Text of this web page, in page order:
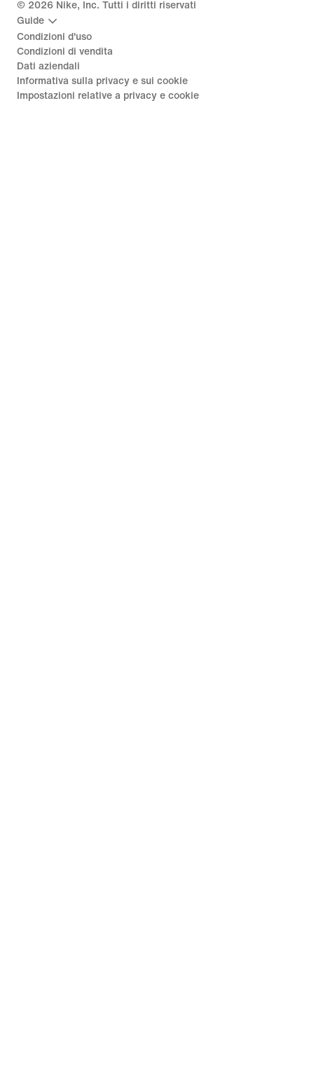
© 2026 Nike, Inc. Tutti i diritti riservati
Guide
Condizioni d'uso
Condizioni di vendita
Dati aziendali
Informativa sulla privacy e sui cookie
Impostazioni relative a privacy e cookie